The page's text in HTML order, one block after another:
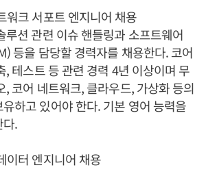
크 서포트 엔지니어 채용
루션 관련 이슈 핸들링과 소프트웨어
등을 담당할 경력자를 채용한다. 코어
, 테스트 등 관련 경력 4년 이상이며 무
, 코어 네트워크, 클라우드, 가상화 등의
하고 있어야 한다. 기본 영어 능력을
다.
터 엔지니어 채용